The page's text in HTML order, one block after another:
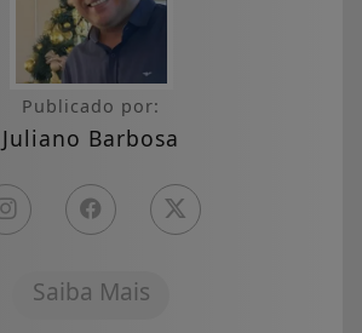
Publicado por:
Juliano Barbosa
Saiba Mais